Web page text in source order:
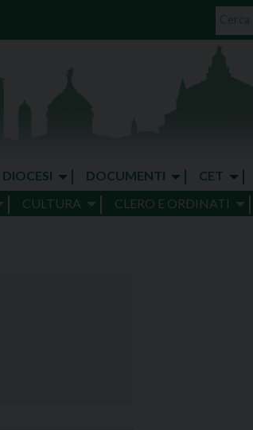
DIOCESI DOCUMENTI CET
CULTURA CLERO E ORDINATI